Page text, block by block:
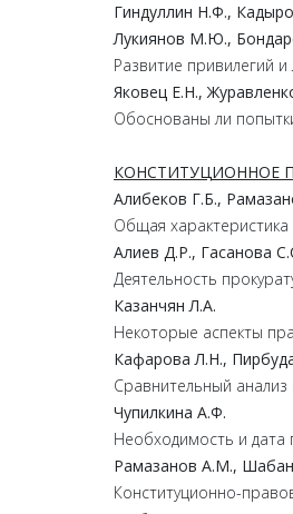
Гиндуллин Н.Ф.,
Лукиянов М.Ю.,
Развитие привилегий
Яковец Е.Н.,
Обоснованы ли
КОНСТИТУЦИОННОЕ
Алибеков Г.Б.,
Общая
Алиев Д.Р., Гасанова С.
Деятельность
КазанчянЛ.А.
Некоторые аспекты
КафароваЛ.Н.,
Сравнительный
Чупилкина А.Ф.
Необходимость и дата
Рамазанов А.М.,
Конституционно-